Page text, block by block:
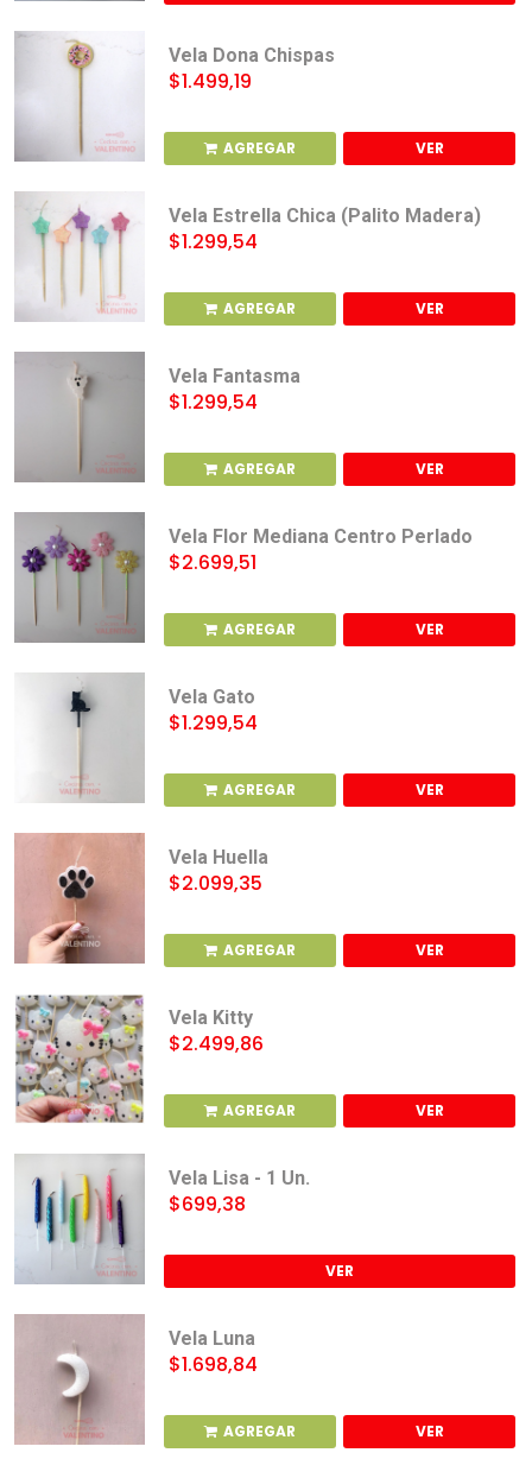
Vela Dona Chispas
$1.499,19
AGREGAR VER
Vela Estrella Chica (Palito Madera)
$1.299,54
AGREGAR VER
Vela Fantasma
$1.299,54
AGREGAR VER
Vela Flor Mediana Centro Perlado
$2.699,51
AGREGAR VER
Vela Gato
$1.299,54
AGREGAR VER
Vela Huella
$2.099,35
AGREGAR VER
Vela Kitty
$2.499,86
AGREGAR VER
Vela Lisa - 1 Un.
$699,38
VER
Vela Luna
$1.698,84
AGREGAR VER